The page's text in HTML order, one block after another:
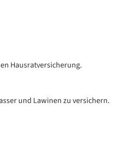
Hausratversicherung.
und Lawinen zu versichern.